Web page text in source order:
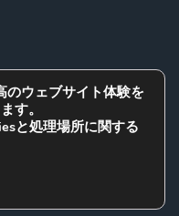
のウェブサイト体験を
す。
と処理場所に関する